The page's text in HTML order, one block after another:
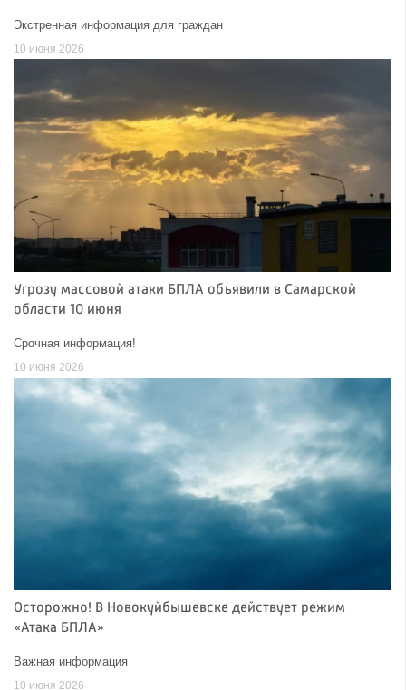
Экстренная информация для граждан
10 июня 2026
Угрозу массовой атаки БПЛА объявили в Самарской
области 10 июня
Срочная информация!
10 июня 2026
Осторожно! В Новокуйбышевске действует режим
«Атака БПЛА»
Важная информация
10 июня 2026